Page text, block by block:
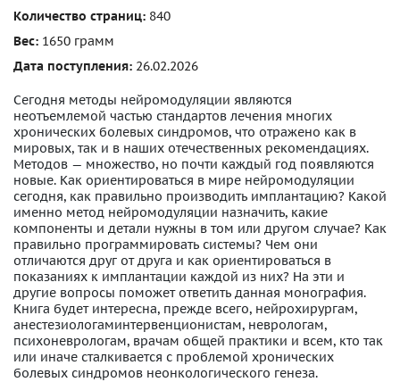
Количество страниц: 840
Вес: 1650 грамм
Дата поступления: 26.02.2026
Сегодня методы нейромодуляции являются
неотъемлемой частью стандартов лечения многих
хронических болевых синдромов, что отражено как в
мировых, так и в наших отечественных рекомендациях.
Методов — множество, но почти каждый год появляются
новые. Как ориентироваться в мире нейромодуляции
сегодня, как правильно производить имплантацию? Какой
именно метод нейромодуляции назначить, какие
компоненты и детали нужны в том или другом случае? Как
правильно программировать системы? Чем они
отличаются друг от друга и как ориентироваться в
показаниях к имплантации каждой из них? На эти и
другие вопросы поможет ответить данная монография.
Книга будет интересна, прежде всего, нейрохирургам,
анестезиологаминтервенционистам, неврологам,
психоневрологам, врачам общей практики и всем, кто так
или иначе сталкивается с проблемой хронических
болевых синдромов неонкологического генеза.